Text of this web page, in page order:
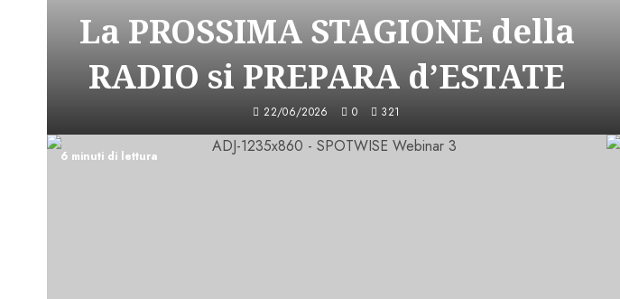
La PROSSIMA STAGIONE della
RADIO si PREPARA d’ESTATE
22/06/2026 0 321
6 minuti di lettura